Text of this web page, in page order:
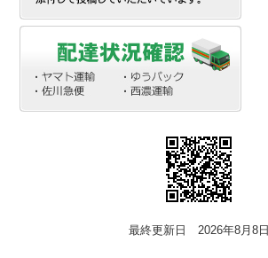
最終更新日 2026年8月8日